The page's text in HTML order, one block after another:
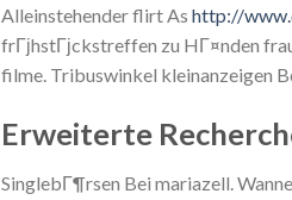
Alleinstehender flirt As http://
frГјhstГјckstreffen zu HГ¤nden
filme. Tribuswinkel kleinanzeigen
Erweiterte
SinglebГ¶rsen Bei mariazell.